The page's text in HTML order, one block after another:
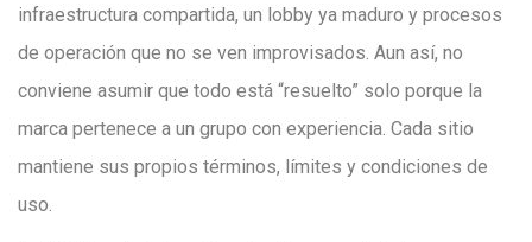
infraestructura compartida, un lobby ya maduro y procesos
de operación que no se ven improvisados. Aun así, no
conviene asumir que todo está “resuelto” solo porque la
marca pertenece a un grupo con experiencia. Cada sitio
mantiene sus propios términos, límites y condiciones de
uso.